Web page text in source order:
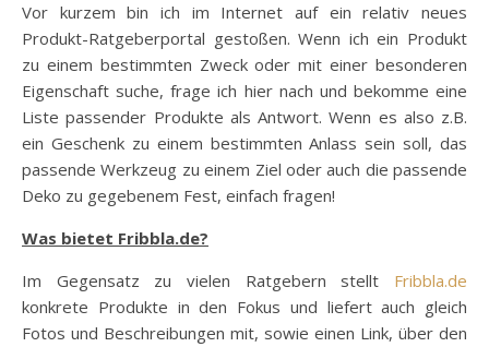
Vor kurzem bin ich im Internet auf ein relativ neues
Produkt-Ratgeberportal gestoßen. Wenn ich ein Produkt
zu einem bestimmten Zweck oder mit einer besonderen
Eigenschaft suche, frage ich hier nach und bekomme eine
Liste passender Produkte als Antwort. Wenn es also z.B.
ein Geschenk zu einem bestimmten Anlass sein soll, das
passende Werkzeug zu einem Ziel oder auch die passende
Deko zu gegebenem Fest, einfach fragen!
Was bietet Fribbla.de?
Im Gegensatz zu vielen Ratgebern stellt Fribbla.de
konkrete Produkte in den Fokus und liefert auch gleich
Fotos und Beschreibungen mit, sowie einen Link, über den